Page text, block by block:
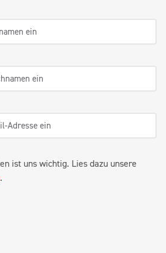
ist uns wichtig. Lies dazu unsere
.